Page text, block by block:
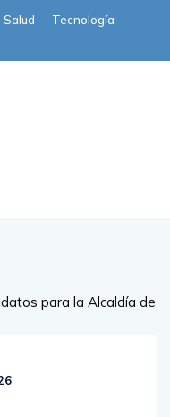
Salud
Tecnología